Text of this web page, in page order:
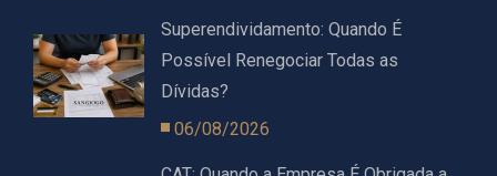
Superendividamento: Quando É
Possível Renegociar Todas as
Dívidas?
06/08/2026